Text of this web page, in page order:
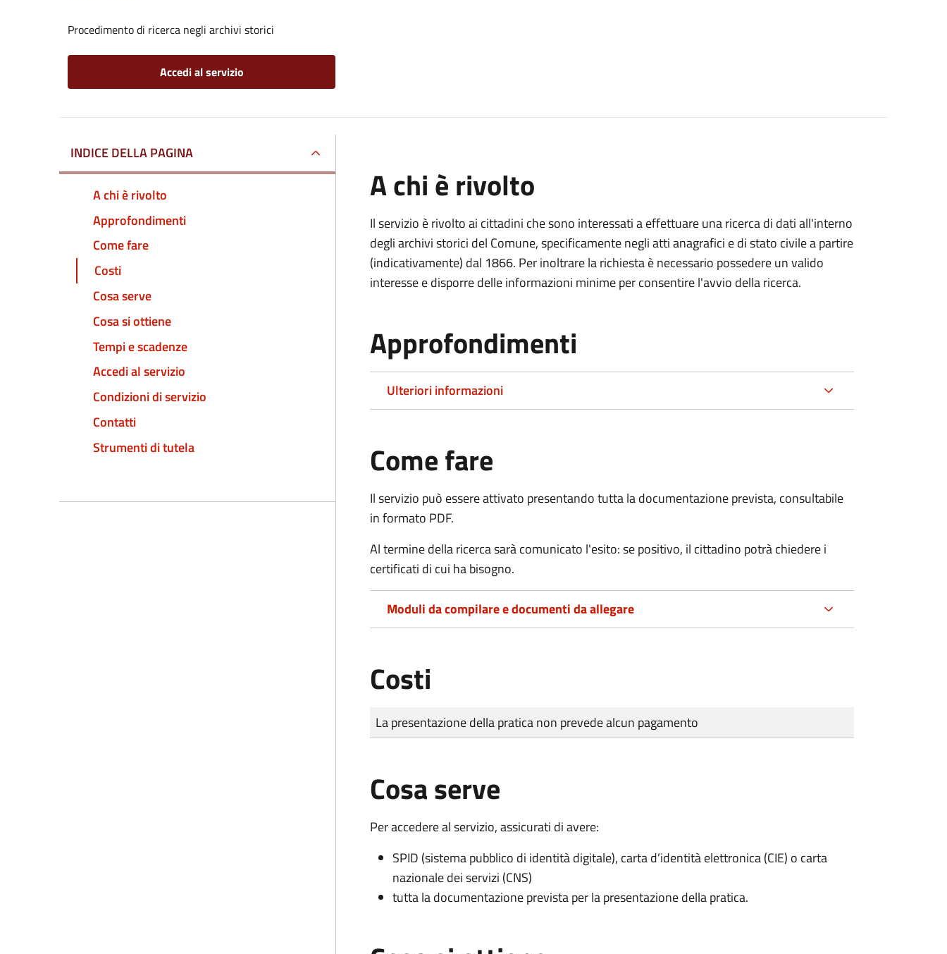
Procedimento di ricerca negli archivi storici
Accedi al servizio
INDICE DELLA PAGINA
A chi è rivolto
Approfondimenti
Come fare
Costi
Cosa serve
Cosa si ottiene
Tempi e scadenze
Accedi al servizio
Condizioni di servizio
Contatti
Strumenti di tutela
A chi è rivolto
Il servizio è rivolto ai cittadini che sono interessati a effettuare una ricerca di dati all'interno
degli archivi storici del Comune, specificamente negli atti anagrafici e di stato civile a partire
(indicativamente) dal 1866. Per inoltrare la richiesta è necessario possedere un valido
interesse e disporre delle informazioni minime per consentire l'avvio della ricerca.
Approfondimenti
Ulteriori informazioni
Come fare
Il servizio può essere attivato presentando tutta la documentazione prevista, consultabile
in formato PDF.
Al termine della ricerca sarà comunicato l'esito: se positivo, il cittadino potrà chiedere i
certificati di cui ha bisogno.
Moduli da compilare e documenti da allegare
Costi
Tipo di pagamento
Importo
La presentazione della pratica non prevede alcun pagamento
Cosa serve
Per accedere al servizio, assicurati di avere:
SPID (sistema pubblico di identità digitale), carta d’identità elettronica (CIE) o carta
nazionale dei servizi (CNS)
tutta la documentazione prevista per la presentazione della pratica.